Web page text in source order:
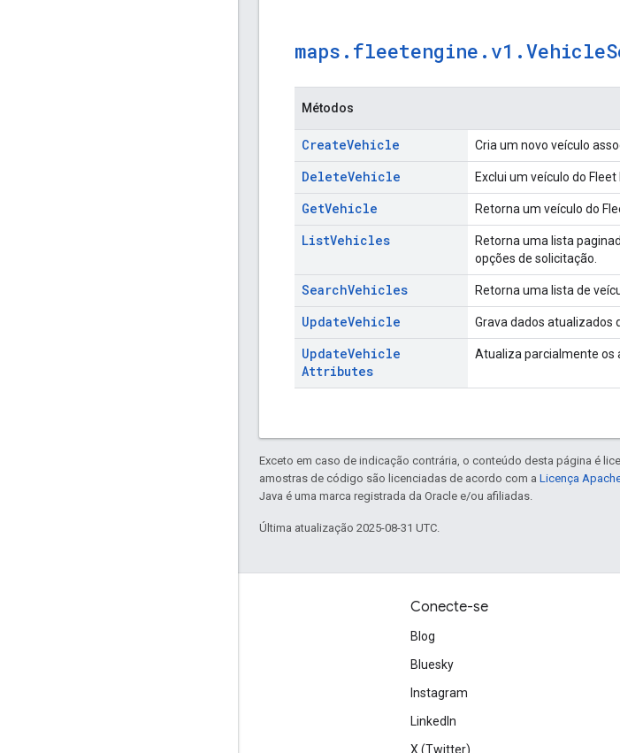
maps . fleetengine . v1 .Vehicle
Métodos
CreateVehicle Cria um novo veículo
DeleteVehicle Exclui um veículo do Fleet
GetVehicle Retorna um veículo do
ListVehicles
Retorna uma lista
opções de solicitação.
SearchVehicles Retorna uma lista de
UpdateVehicle Grava dados atualizados
UpdateVehicle
Attributes
Atualiza parcialmente os
Exceto em caso de indicação contrária, o conteúdo desta página é
amostras de código são licenciadas de acordo com a Licença
Java é uma marca registrada da Oracle e/ou afiliadas.
Última atualização 2025-08-31 UTC.
Conecte-se
Blog
Bluesky
Instagram
LinkedIn
X (Twitter)